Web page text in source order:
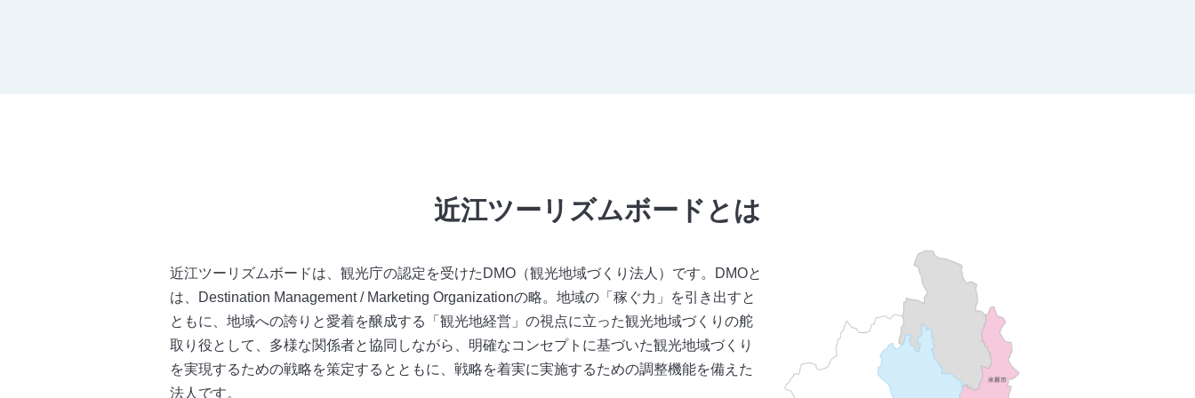
近江ツーリズムボードとは
近江ツーリズムボードは、観光庁の認定を受けたDMO（観光地域づくり法人）です。DMOと
は、Destination Management / Marketing Organizationの略。地域の「稼ぐ力」を引き出すと
ともに、地域への誇りと愛着を醸成する「観光地経営」の視点に立った観光地域づくりの舵
取り役として、多様な関係者と協同しながら、明確なコンセプトに基づいた観光地域づくり
を実現するための戦略を策定するとともに、戦略を着実に実施するための調整機能を備えた
法人です。